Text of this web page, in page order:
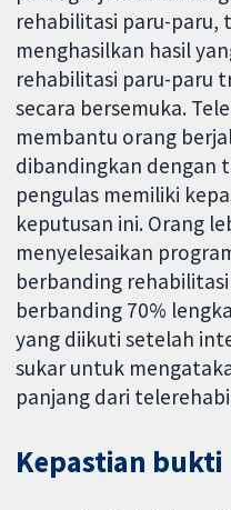
rehabilitasi paru-paru,
menghasilkan hasil
rehabilitasi paru-paru
secara bersemuka.
membantu orang
dibandingkan dengan
pengulas memiliki
keputusan ini. Orang
menyelesaikan
berbanding
berbanding 70%
yang diikuti setelah
sukar untuk
panjang dari
Kepastian bukti